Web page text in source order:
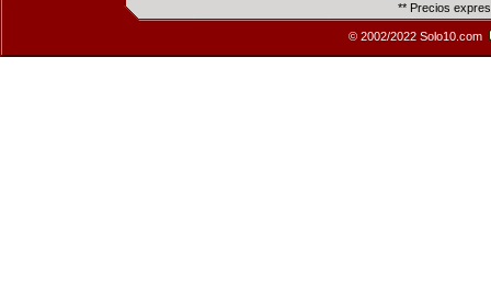
** Precios
© 2002/2022 Solo10.com